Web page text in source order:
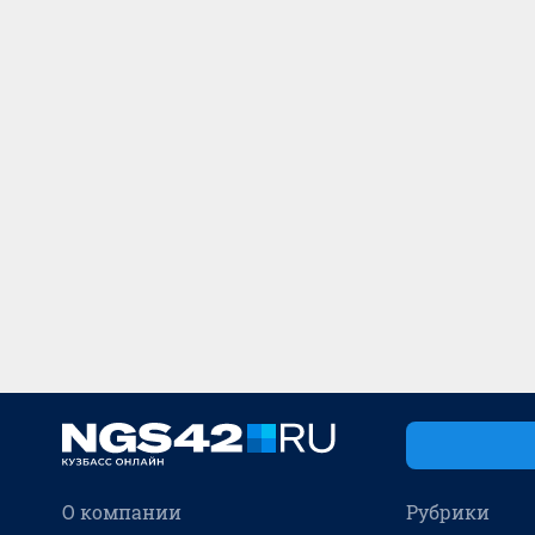
О компании Рубрики